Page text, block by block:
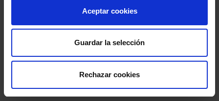
Aceptar cookies
Guardar la selección
Rechazar cookies